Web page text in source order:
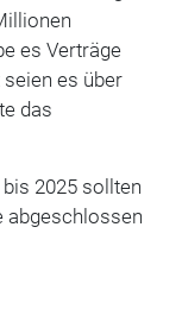
es Verträge
es über
das
2025 sollten
abgeschlossen